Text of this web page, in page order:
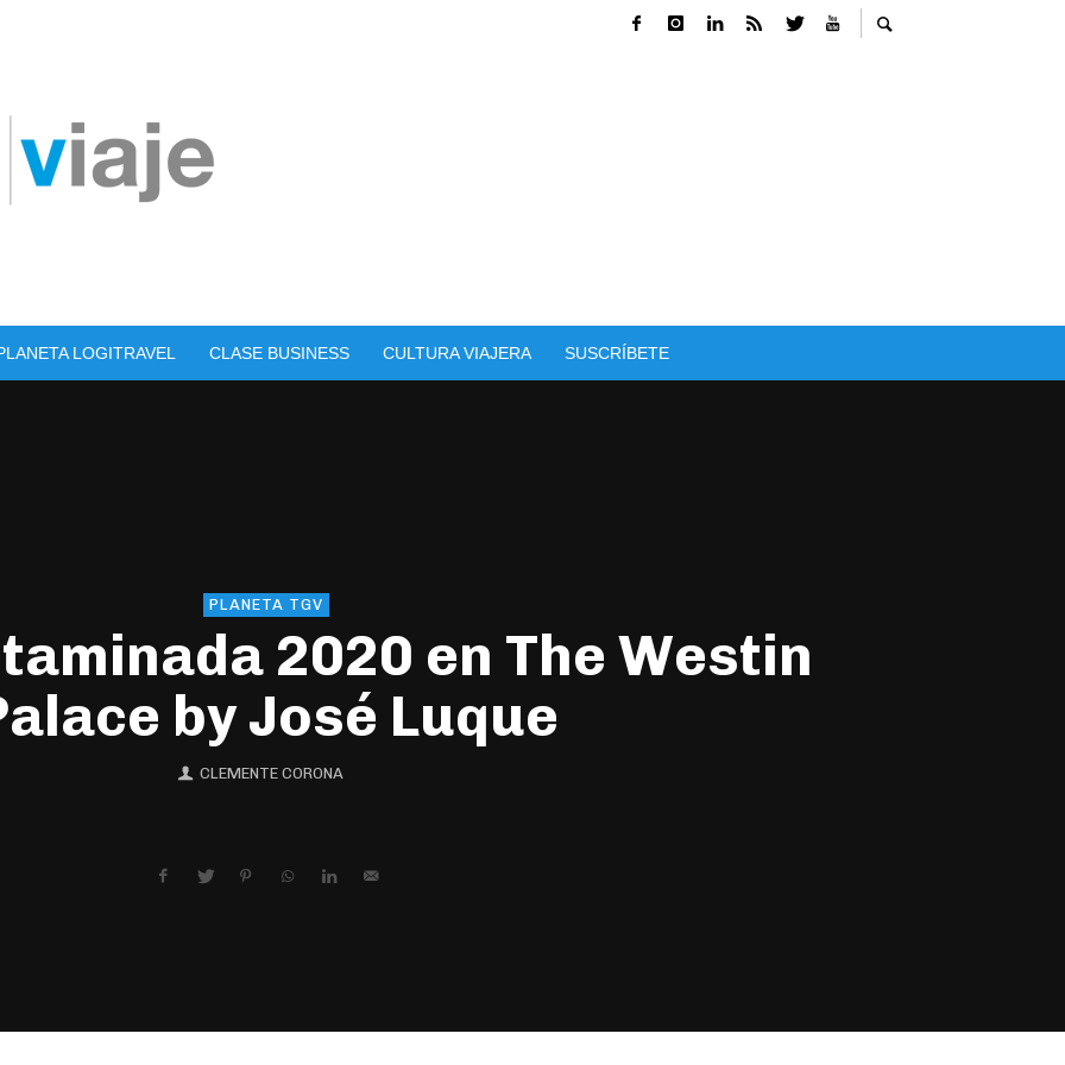
LOGITRAVEL CLASE BUSINESS CULTURA VIAJERA SUSCRÍBETE
PLANETA TGV
2020 en The Westin
by José Luque
CLEMENTE CORONA